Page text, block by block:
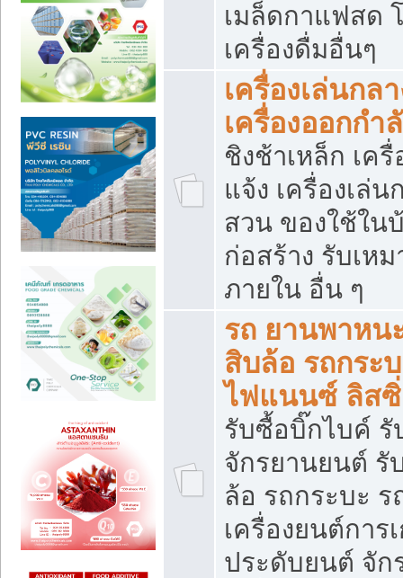
เมล็ดกาแฟสด
เครื่องดื่มอื่นๆ
เครื่องเล่นกล
เครื่องออกกำ
ชิงช้าเหล็ก เค
แจ้ง เครื่องเล่น
สวน ของใช้ใน
ก่อสร้าง รับเห
ภายใน อื่น ๆ
รถ ยานพาหน
สิบล้อ รถกระ
ไฟแนนซ์ ลิส
รับซื้อบิ๊กไบค์
จักรยานยนต์ รั
ล้อ รถกระบะ
เครื่องยนต์การ
ประดับยนต์ จัก